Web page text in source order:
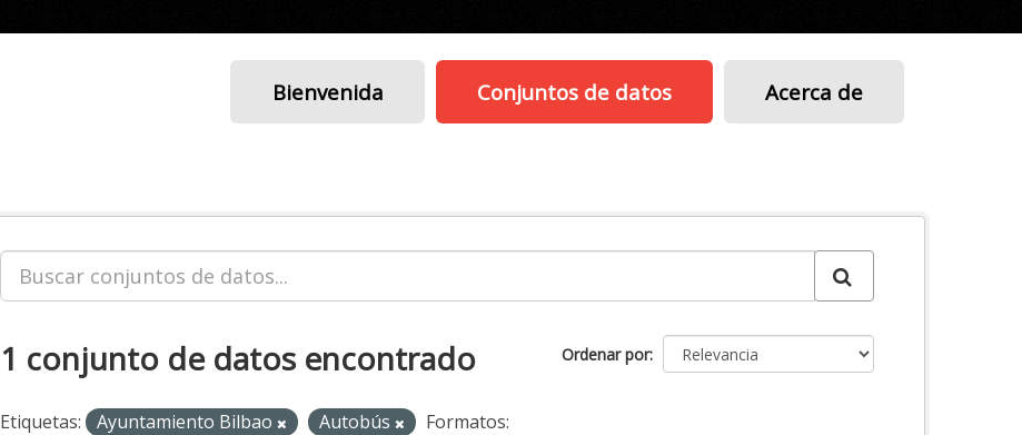
Bienvenida Conjuntos de datos Acerca de
Ordenar por
1 conjunto de datos encontrado
Etiquetas: Ayuntamiento Bilbao Autobús
Formatos: